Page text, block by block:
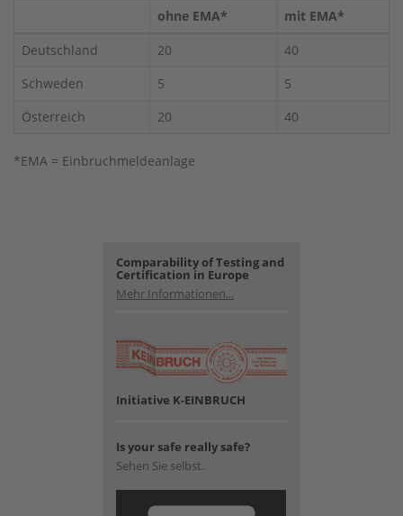
ohne EMA*
mit EMA*
Deutschland
20
40
Schweden
5
5
Österreich
20 40
*EMA = Einbruchmeldeanlage
Comparability of Testing and
Certification in Europe
Mehr Informationen...
Initiative K-EINBRUCH
Is your safe really safe?
Sehen Sie selbst.